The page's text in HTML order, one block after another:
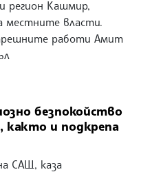
регион Кашмир,
местните власти.
работи Амит
безпокойство
и подкрепа
САЩ, каза